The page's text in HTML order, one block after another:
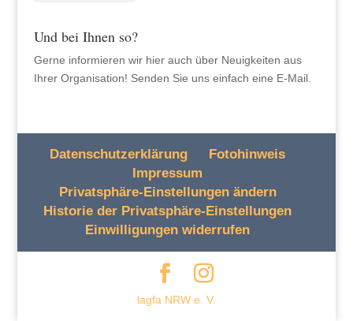
Und bei Ihnen so?
Gerne informieren wir hier auch über Neuigkeiten aus
Ihrer Organisation! Senden Sie uns einfach eine E-Mail.
Datenschutzerklärung
Fotohinweis
Impressum
Privatsphäre-Einstellungen ändern
Historie der Privatsphäre-Einstellungen
Einwilligungen widerrufen
lagfa NRW e. V.